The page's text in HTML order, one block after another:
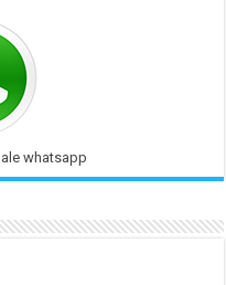
whatsapp